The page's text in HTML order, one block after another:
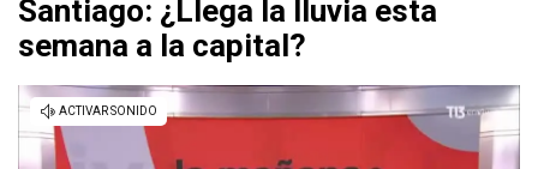
Santiago: ¿Llega la lluvia esta
semana a la capital?